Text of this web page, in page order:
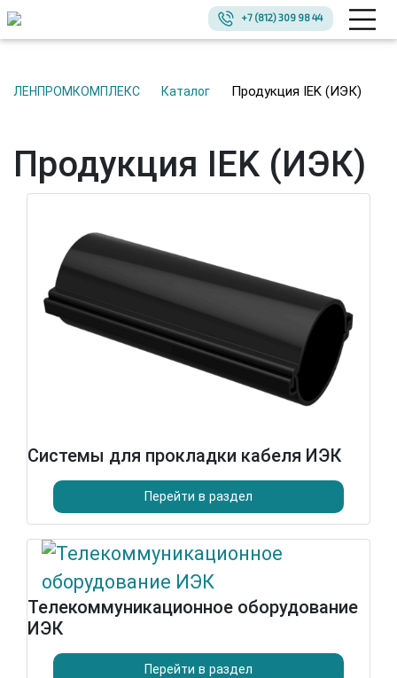
+7 (812) 309 98 44
ЛЕНПРОМКОМПЛЕКС Каталог Продукция IEK (ИЭК)
Продукция IEK (ИЭК)
Системы для прокладки кабеля ИЭК
Перейти в раздел
Телекоммуникационное оборудование
ИЭК
Перейти в раздел